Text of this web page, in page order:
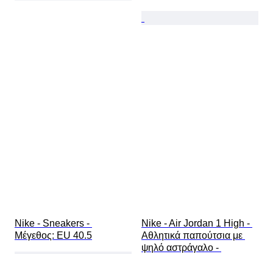
Nike - Sneakers -
Mέγεθος: EU 40.5
Nike - Air Jordan 1 High -
Αθλητικά παπούτσια με
ψηλό αστράγαλο -